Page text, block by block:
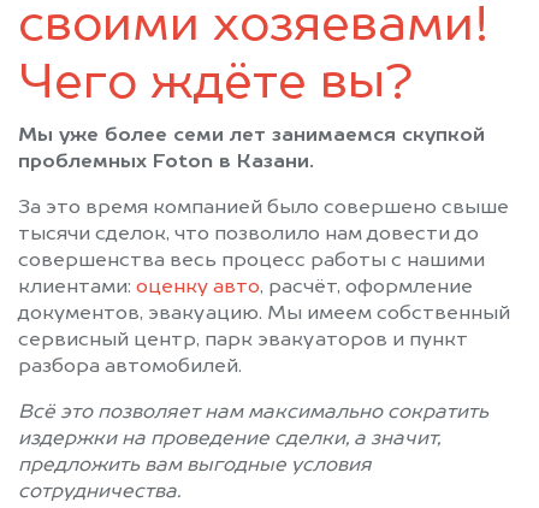
Нурлат
Пестрецы
Старое Дрожжаное
Тетюши
своими хозяевами!
Чего ждёте вы?
Мы уже более семи лет занимаемся скупкой
проблемных Foton в Казани.
За это время компанией было совершено свыше
тысячи сделок, что позволило нам довести до
совершенства весь процесс работы с нашими
клиентами: оценку авто, расчёт, оформление
документов, эвакуацию. Мы имеем собственный
сервисный центр, парк эвакуаторов и пункт
разбора автомобилей.
Всё это позволяет нам максимально сократить
издержки на проведение сделки, а значит,
предложить вам выгодные условия
сотрудничества.